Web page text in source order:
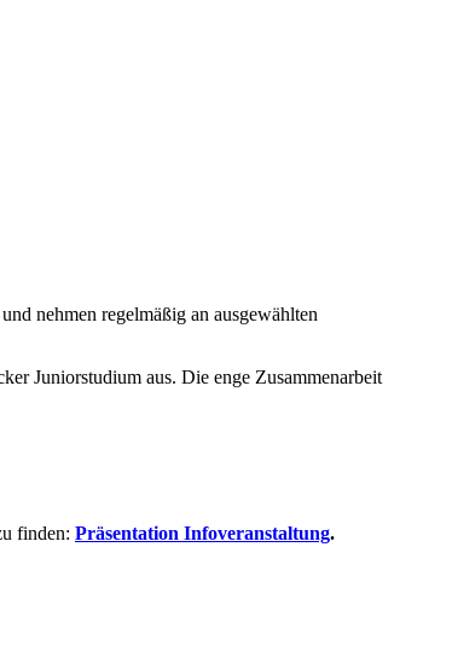
nehmen regelmäßig an ausgewählten
Juniorstudium aus. Die enge Zusammenarbeit
finden: Präsentation Infoveranstaltung.